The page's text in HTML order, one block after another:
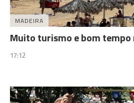
MADEIRA
Muito turismo e bom tempo
17:12